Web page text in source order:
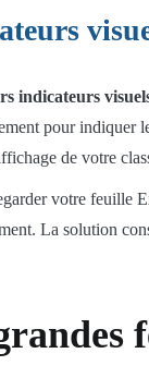
indicateurs
pour
de votre
votre
La solution